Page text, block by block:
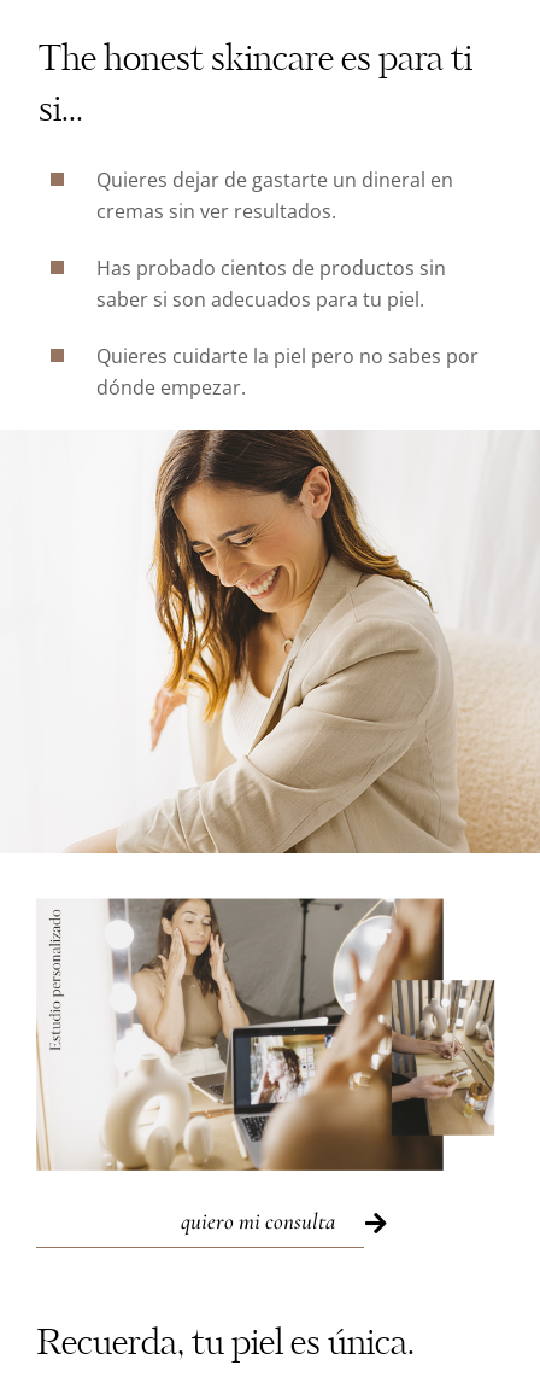
The honest skincare es para ti
si...
Quieres dejar de gastarte un dineral en
cremas sin ver resultados.
Has probado cientos de productos sin
saber si son adecuados para tu piel.
Quieres cuidarte la piel pero no sabes por
dónde empezar.
quiero mi consulta
Recuerda, tu piel es única.